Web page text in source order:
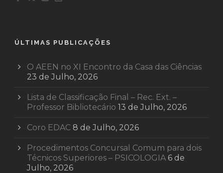
ÚLTIMAS PUBLICAÇÕES
O AEEN no XI Encontro da Casa das Ciências
23 de Julho, 2026
Lista de Classificação Final – Rec. Ext. –
Professor Bibliotecário 13 de Julho, 2026
Coro EDAC 8 de Julho, 2026
Procedimentos Concursal Comum para dois
Técnicos Superiores – PSICOLOGIA 6 de
Julho, 2026